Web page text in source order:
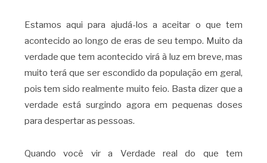
Estamos aqui para ajudá-los a aceitar o que tem
acontecido ao longo de eras de seu tempo. Muito da
verdade que tem acontecido virá à luz em breve, mas
muito terá que ser escondido da população em geral,
pois tem sido realmente muito feio. Basta dizer que a
verdade está surgindo agora em pequenas doses
para despertar as pessoas.
Quando você vir a Verdade real do que tem